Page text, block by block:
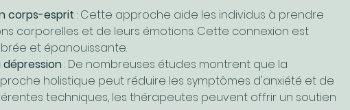
corps-esprit : Cette approche aide les individus à prendre
corporelles et de leurs émotions. Cette connexion est
et épanouissante.
: De nombreuses études montrent que la
holistique peut réduire les symptômes d'anxiété et de
techniques, les thérapeutes peuvent offrir un soutien